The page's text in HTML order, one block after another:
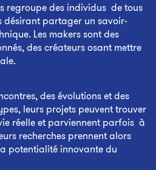
regroupe des individus de tous
désirant partager un savoir-
Les makers sont des
des créateurs osant mettre
des évolutions et des
leurs projets peuvent trouver
réelle et parviennent parfois à
recherches prennent alors
potentialité innovante du